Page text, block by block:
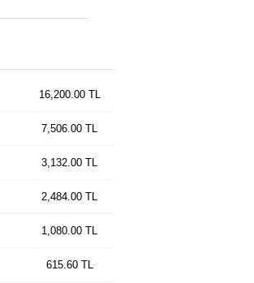
16,200.00 TL
7,506.00 TL
3,132.00 TL
2,484.00 TL
1,080.00 TL
615.60 TL